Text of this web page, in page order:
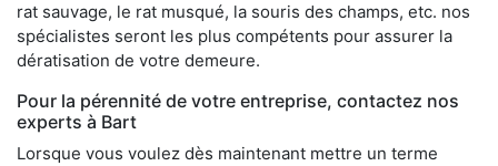
rat sauvage, le rat musqué, la souris des champs, etc. nos
spécialistes seront les plus compétents pour assurer la
dératisation de votre demeure.
Pour la pérennité de votre entreprise, contactez nos
experts à Bart
Lorsque vous voulez dès maintenant mettre un terme